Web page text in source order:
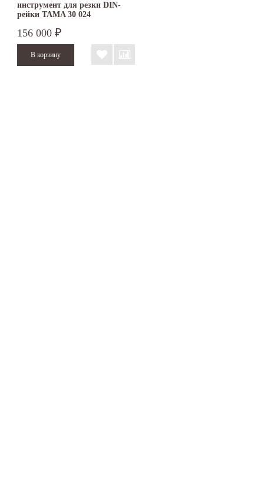
инструмент для резки DIN-
рейки TAMA 30 024
156 000 ₽